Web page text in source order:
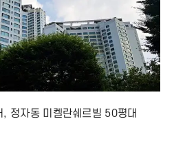
, 정자동 미켈란쉐르빌 50평대